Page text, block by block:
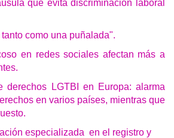
que evita discriminación laboral
como una puñalada".
en redes sociales afectan más a
derechos LGTBI en Europa: alarma
en varios países, mientras que
especializada en el registro y